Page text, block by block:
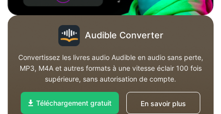
Audible Converter
Convertissez les livres audio Audible en audio sans perte,
MP3, M4A et autres formats à une vitesse éclair 100 fois
supérieure, sans autorisation de compte.
Téléchargement gratuit En savoir plus